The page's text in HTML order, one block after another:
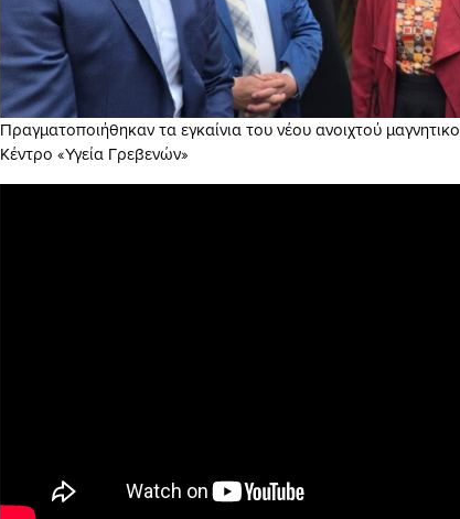
Πραγματοποιήθηκαν τα εγκαίνια του νέου ανοιχτού
Κέντρο «Υγεία Γρεβενών»